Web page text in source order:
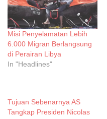
Misi Penyelamatan Lebih
6.000 Migran Berlangsung
di Perairan Libya
In "Headlines"
Tujuan Sebenarnya AS
Tangkap Presiden Nicolas